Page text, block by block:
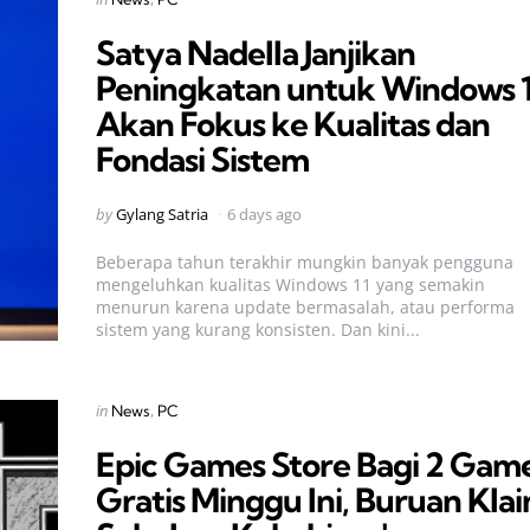
Satya Nadella Janjikan
Peningkatan untuk Windows
Akan Fokus ke Kualitas dan
Fondasi Sistem
Posted
byGylang Satria 6 days ago
Beberapa tahun terakhir mungkin banyak pengguna
mengeluhkan kualitas Windows 11 yang semakin
menurun karena update bermasalah, atau performa
sistem yang kurang konsisten. Dan kini...
Categories
Posted
in News PC
Epic Games Store Bagi 2
Gratis Minggu Ini, Buruan